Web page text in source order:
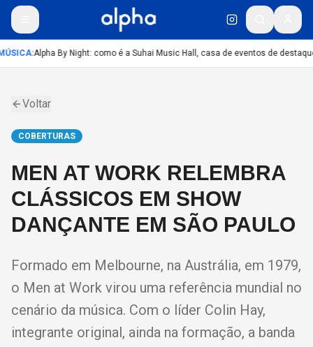
:Alpha By Night: como é a Suhai Music Hall, casa de eventos de
Voltar
COBERTURAS
MEN AT WORK RELEMBRA
CLÁSSICOS EM SHOW
DANÇANTE EM SÃO PAULO
Formado em Melbourne, na Austrália, em 1979,
o Men at Work virou uma referência mundial no
cenário da música. Com o líder Colin Hay,
integrante original, ainda na formação, a banda